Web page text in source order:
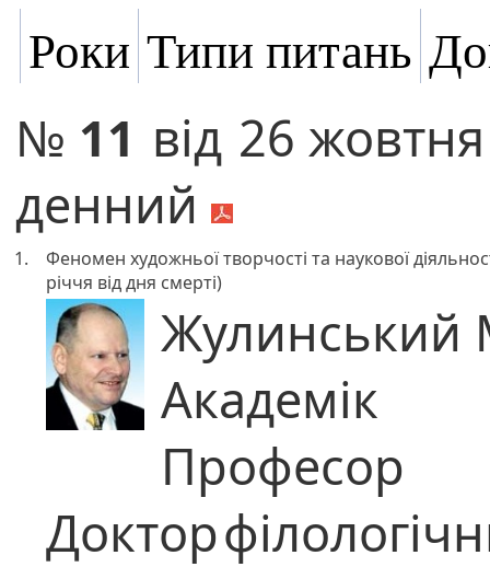
Роки Типи питань
№ 11 від 26
денний
1.
Феномен художньої творчості та наукової
річчя від дня смерті)
Жулинський
Академік
Професор
Доктор